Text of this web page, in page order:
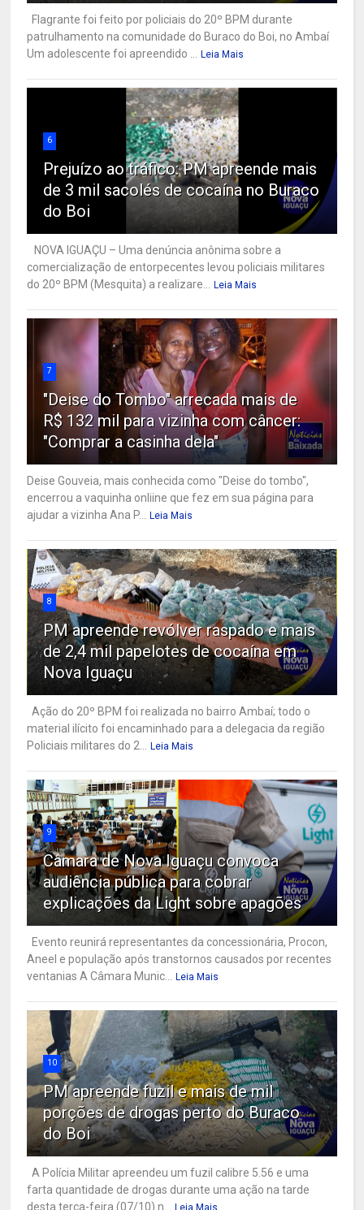
Flagrante foi feito por policiais do 20º BPM durante
patrulhamento na comunidade do Buraco do Boi, no Ambaí
Um adolescente foi apreendido ...
Leia Mais
6
Prejuízo ao tráfico: PM apreende mais
de 3 mil sacolés de cocaína no Buraco
do Boi
NOVA IGUAÇU – Uma denúncia anônima sobre a
comercialização de entorpecentes levou policiais militares
do 20º BPM (Mesquita) a realizare...
Leia Mais
7
"Deise do Tombo" arrecada mais de
R$ 132 mil para vizinha com câncer:
"Comprar a casinha dela"
Deise Gouveia, mais conhecida como "Deise do tombo",
encerrou a vaquinha onliine que fez em sua página para
ajudar a vizinha Ana P...
Leia Mais
8
PM apreende revólver raspado e mais
de 2,4 mil papelotes de cocaína em
Nova Iguaçu
Ação do 20º BPM foi realizada no bairro Ambaí; todo o
material ilícito foi encaminhado para a delegacia da região
Policiais militares do 2...
Leia Mais
9
Câmara de Nova Iguaçu convoca
audiência pública para cobrar
explicações da Light sobre apagões
Evento reunirá representantes da concessionária, Procon,
Aneel e população após transtornos causados por recentes
ventanias A Câmara Munic...
Leia Mais
10
PM apreende fuzil e mais de mil
porções de drogas perto do Buraco
do Boi
A Polícia Militar apreendeu um fuzil calibre 5.56 e uma
farta quantidade de drogas durante uma ação na tarde
desta terça-feira (07/10) n...
Leia Mais